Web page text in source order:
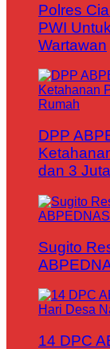
Polres
PWI
Wartawan
DPP
dan 3
Sugito
14 DPC